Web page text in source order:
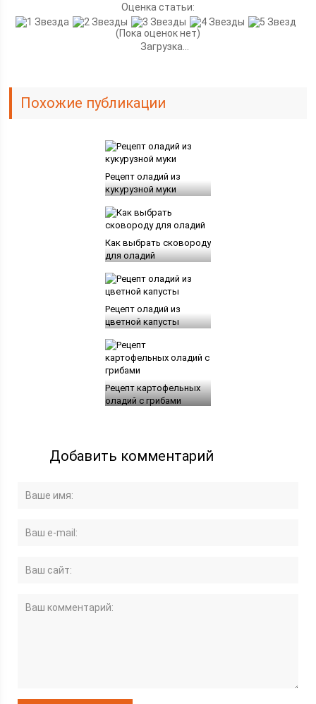
Оценка статьи:
(Пока оценок нет)
Загрузка...
Похожие публикации
Рецепт оладий из
кукурузной муки
Как выбрать сковороду
для оладий
Рецепт оладий из
цветной капусты
Рецепт картофельных
оладий с грибами
Добавить комментарий